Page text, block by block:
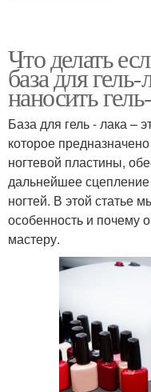
Что делать
база для
наносить
База для гель - лака –
которое
ногтевой пластины,
дальнейшее
ногтей. В этой статье
особенность и почему
мастеру.